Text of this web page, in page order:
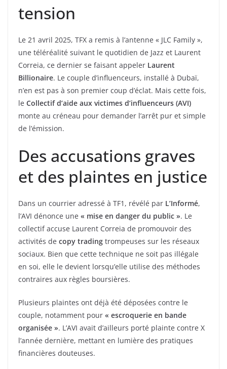
tension
Le 21 avril 2025, TFX a remis à l’antenne « JLC Family »,
une téléréalité suivant le quotidien de Jazz et Laurent
Correia, ce dernier se faisant appeler Laurent
Billionaire. Le couple d’influenceurs, installé à Dubaï,
n’en est pas à son premier coup d’éclat. Mais cette fois,
le Collectif d’aide aux victimes d’influenceurs (AVI)
monte au créneau pour demander l’arrêt pur et simple
de l’émission.
Des accusations graves
et des plaintes en justice
Dans un courrier adressé à TF1, révélé par L’Informé,
l’AVI dénonce une « mise en danger du public ». Le
collectif accuse Laurent Correia de promouvoir des
activités de copy trading trompeuses sur les réseaux
sociaux. Bien que cette technique ne soit pas illégale
en soi, elle le devient lorsqu’elle utilise des méthodes
contraires aux règles boursières.
Plusieurs plaintes ont déjà été déposées contre le
couple, notamment pour « escroquerie en bande
organisée ». L’AVI avait d’ailleurs porté plainte contre X
l’année dernière, mettant en lumière des pratiques
financières douteuses.